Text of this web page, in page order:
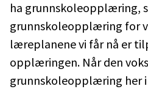
ha grunnskoleopplæring,
grunnskoleopplæring for
læreplanene vi får nå er
opplæringen. Når den
grunnskoleopplæring her i